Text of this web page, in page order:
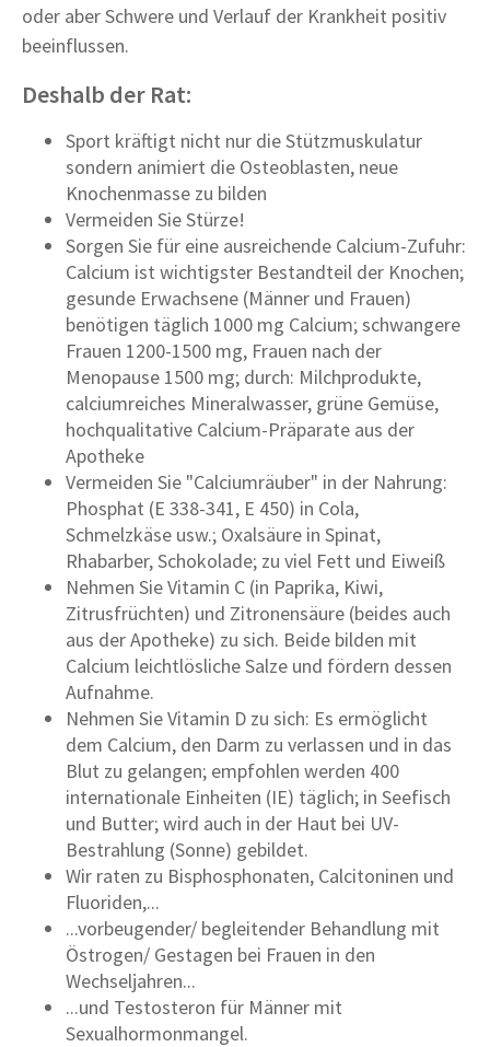
oder aber Schwere und Verlauf der Krankheit positiv
beeinflussen.
Deshalb der Rat:
Sport kräftigt nicht nur die Stützmuskulatur
sondern animiert die Osteoblasten, neue
Knochenmasse zu bilden
Vermeiden Sie Stürze!
Sorgen Sie für eine ausreichende Calcium-Zufuhr:
Calcium ist wichtigster Bestandteil der Knochen;
gesunde Erwachsene (Männer und Frauen)
benötigen täglich 1000 mg Calcium; schwangere
Frauen 1200-1500 mg, Frauen nach der
Menopause 1500 mg; durch: Milchprodukte,
calciumreiches Mineralwasser, grüne Gemüse,
hochqualitative Calcium-Präparate aus der
Apotheke
Vermeiden Sie "Calciumräuber" in der Nahrung:
Phosphat (E 338-341, E 450) in Cola,
Schmelzkäse usw.; Oxalsäure in Spinat,
Rhabarber, Schokolade; zu viel Fett und Eiweiß
Nehmen Sie Vitamin C (in Paprika, Kiwi,
Zitrusfrüchten) und Zitronensäure (beides auch
aus der Apotheke) zu sich. Beide bilden mit
Calcium leichtlösliche Salze und fördern dessen
Aufnahme.
Nehmen Sie Vitamin D zu sich: Es ermöglicht
dem Calcium, den Darm zu verlassen und in das
Blut zu gelangen; empfohlen werden 400
internationale Einheiten (IE) täglich; in Seefisch
und Butter; wird auch in der Haut bei UV-
Bestrahlung (Sonne) gebildet.
Wir raten zu Bisphosphonaten, Calcitoninen und
Fluoriden,...
...vorbeugender/ begleitender Behandlung mit
Östrogen/ Gestagen bei Frauen in den
Wechseljahren...
...und Testosteron für Männer mit
Sexualhormonmangel.